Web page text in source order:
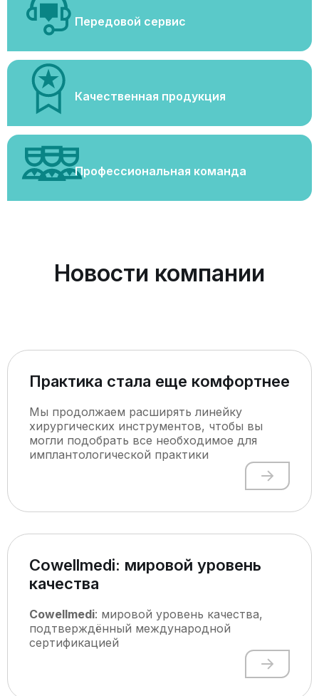
Передовой сервис
Качественная продукция
Профессиональная команда
Новости компании
Практика стала еще комфортнее
Мы продолжаем расширять линейку
хирургических инструментов, чтобы вы
могли подобрать все необходимое для
имплантологической практики
Cowellmedi: мировой уровень
качества
Cowellmedi: мировой уровень качества,
подтверждённый международной
сертификацией